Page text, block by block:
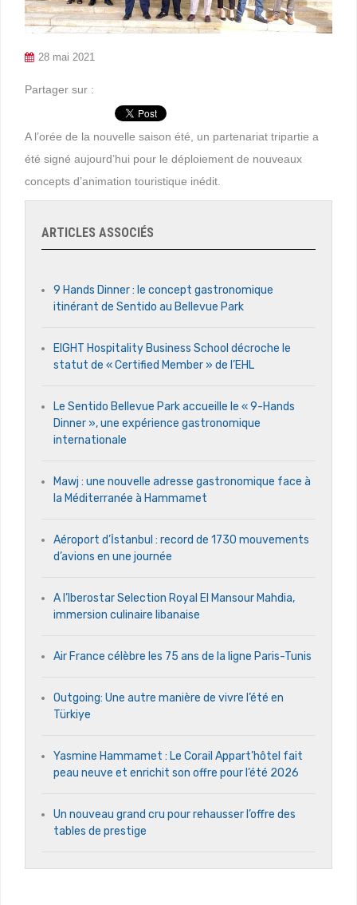
28 mai 2021
Partager sur :
A l’orée de la nouvelle saison été, un partenariat tripartie a
été signé aujourd’hui pour le déploiement de nouveaux
concepts d’animation touristique inédit.
ARTICLES ASSOCIÉS
9 Hands Dinner : le concept gastronomique
itinérant de Sentido au Bellevue Park
EIGHT Hospitality Business School décroche le
statut de « Certified Member » de l’EHL
Le Sentido Bellevue Park accueille le « 9-Hands
Dinner », une expérience gastronomique
internationale
Mawj : une nouvelle adresse gastronomique face à
la Méditerranée à Hammamet
Aéroport d’İstanbul : record de 1730 mouvements
d’avions en une journée
A l’Iberostar Selection Royal El Mansour Mahdia,
immersion culinaire libanaise
Air France célèbre les 75 ans de la ligne Paris-Tunis
Outgoing: Une autre manière de vivre l’été en
Türkiye
Yasmine Hammamet : Le Corail Appart’hôtel fait
peau neuve et enrichit son offre pour l’été 2026
Un nouveau grand cru pour rehausser l’offre des
tables de prestige